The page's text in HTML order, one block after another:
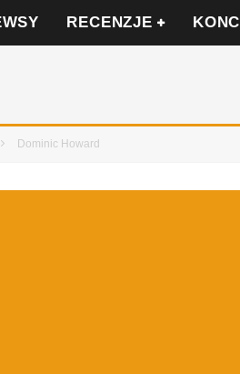
RECENZJE
Dominic Howard